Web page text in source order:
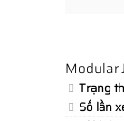
Modular
Trạng
Số lần